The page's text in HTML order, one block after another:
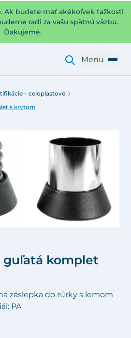
Ak budete mať akékoľvek ťažkosti
radi za vašu spätnú väzbu.
Ďakujeme.
Menu
– celoplastové
s krytom
guľatá komplet
záslepka do rúrky s lemom
PA